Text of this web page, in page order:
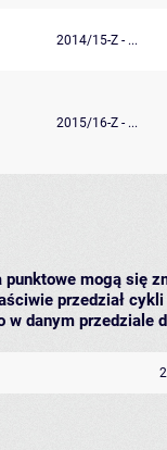
2014/15-Z - ...
2015/16-Z - ...
punktowe mogą się
przedział
w danym przedziale